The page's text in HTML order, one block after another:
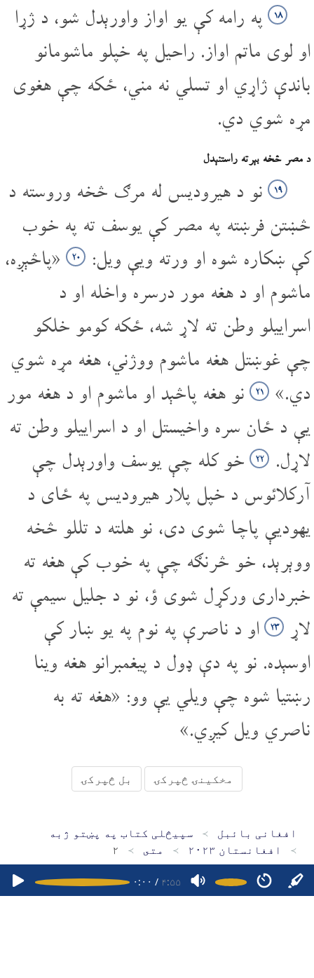
۰:۰۰ / ۴:۵۵
۱۸ په رامه کې یو اواز واورېدل شو، د ژړا
او لوی ماتم اواز. راحیل په خپلو ماشومانو
باندې ژاړي او تسلي نه مني، ځکه چې هغوی
مړه شوي دي.
د مصر څخه بېرته راستنېدل
۱۹ نو د هیرودیس له مرګ څخه وروسته د
څښتن فرښته په مصر کې یوسف ته په خوب
کې ښکاره شوه او ورته ویې ویل:
۲۰ «پاڅېږه،
ماشوم او د هغه مور درسره واخله او د
اسراییلو وطن ته لاړ شه، ځکه کومو خلکو
چې غوښتل هغه ماشوم ووژني، هغه مړه شوي
دي.»
۲۱ نو هغه پاڅېد او ماشوم او د هغه مور
یې د ځان سره واخیستل او د اسراییلو وطن ته
لاړل.
۲۲ خو کله چې یوسف واورېدل چې
آرکلائوس د خپل پلار هیرودیس په ځای د
یهودیې پاچا شوی دی، نو هلته د تللو څخه
ووېرېد، خو څرنګه چې په خوب کې هغه ته
خبرداری ورکړل شوی ؤ، نو د جلیل سیمې ته
لاړ
۲۳ او د ناصرې په نوم په یو ښار کې
اوسېده. نو په دې ډول د پیغمبرانو هغه وینا
رښتیا شوه چې ویلي یې وو: «هغه ته به
ناصري ویل کیږي.»
مخکینۍ څپرکۍ بل څپرکۍ
افغانی بائبل
سپیڅلی کتاب په پښتو ژبه
افغانستان ۲۰۲۳
متى ۲